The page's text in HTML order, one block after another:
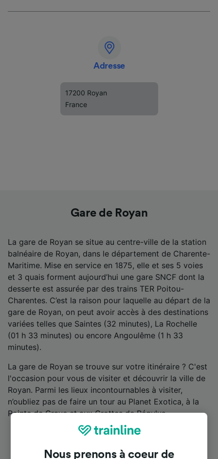
Adresse
17200 Royan
France
Gare de Royan
La gare de Royan se situe au centre-ville de la station
balnéaire de Royan, dans le département de Charente-
Maritime. Mise en service en 1875, elle et ses 5 voies
et 3 quais forment aujourd’hui une gare SNCF dont la
desserte est assurée par des trains TER Poitou-
Charentes. C’est la raison pour laquelle au départ de la
gare de Royan, on peut avoir accès à des destinations
variées telles que Saintes (32 minutes), La Rochelle
(01 h 33 minutes) ou encore Angoulême (1 h 33
minutes).
La gare de Royan se trouve sur votre itinéraire ? C'est
l'occasion pour vous de visiter et découvrir la ville de
Royan. Parmi les lieux incontournables à visiter,
n’oubliez pas de faire un tour au Planet Exotica, à la
Pointe de Grave et aux Grottes de Régulus.
Nous prenons à coeur de